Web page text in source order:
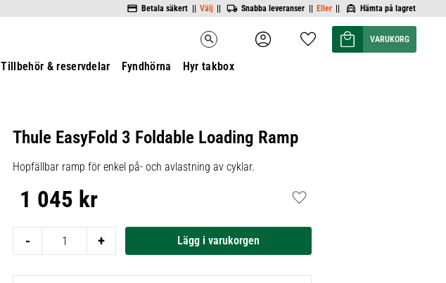
Betala säkert || Välj || Snabba leveranser || Eller || Hämta på lagret
search Favoriter
Kundvagn
Tillbehör & reservdelar Fyndhörna Hyr takbox
Thule EasyFold 3 Foldable Loading Ramp
Hopfällbar ramp för enkel på- och avlastning av cyklar.
1 045 kr
+
-
Lägg till i favoriter